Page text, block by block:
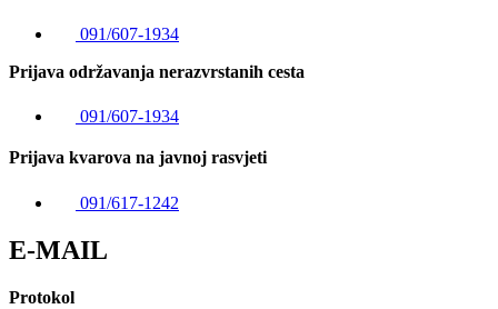
091/607-1934
Prijava održavanja nerazvrstanih cesta
091/607-1934
Prijava kvarova na javnoj rasvjeti
091/617-1242
E-MAIL
Protokol